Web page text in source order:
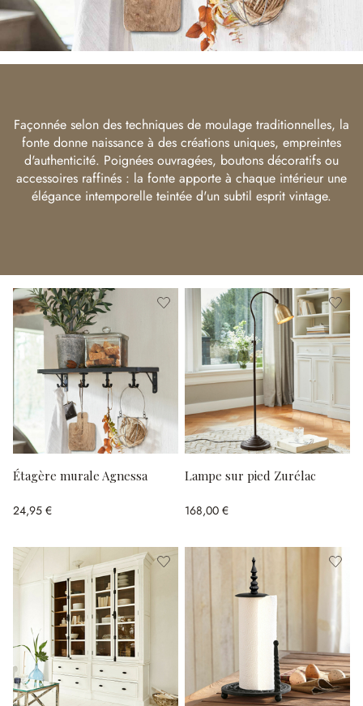
Façonnée selon des techniques de moulage traditionnelles, la
fonte donne naissance à des créations uniques, empreintes
d'authenticité. Poignées ouvragées, boutons décoratifs ou
accessoires raffinés : la fonte apporte à chaque intérieur une
élégance intemporelle teintée d'un subtil esprit vintage.
Étagère murale Agnessa
24,95 €
Lampe sur pied Zurélac
168,00 €